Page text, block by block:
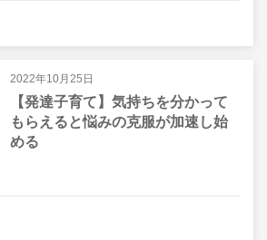
2022年10月25日
【発達子育て】気持ちを分かって
もらえると悩みの克服が加速し始
める